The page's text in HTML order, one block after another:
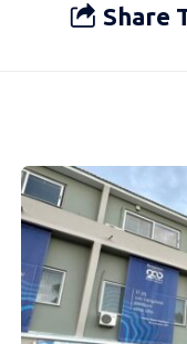
Share